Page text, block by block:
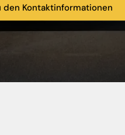
den Kontaktinformationen